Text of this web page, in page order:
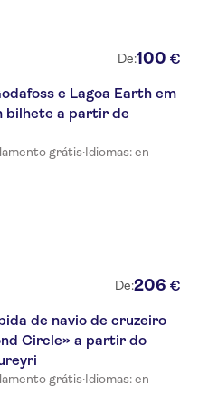
De:100 €
e Lagoa Earth em
bilhete a partir de
grátis·Idiomas: en
De:206 €
de navio de cruzeiro
Circle» a partir do
grátis·Idiomas: en